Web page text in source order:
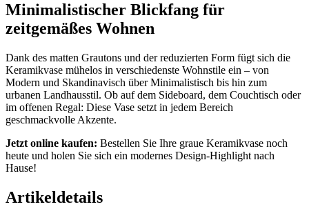
Minimalistischer Blickfang für
zeitgemäßes Wohnen
Dank des matten Grautons und der reduzierten Form fügt sich die
Keramikvase mühelos in verschiedenste Wohnstile ein – von
Modern und Skandinavisch über Minimalistisch bis hin zum
urbanen Landhausstil. Ob auf dem Sideboard, dem Couchtisch oder
im offenen Regal: Diese Vase setzt in jedem Bereich
geschmackvolle Akzente.
Jetzt online kaufen: Bestellen Sie Ihre graue Keramikvase noch
heute und holen Sie sich ein modernes Design-Highlight nach
Hause!
Artikeldetails